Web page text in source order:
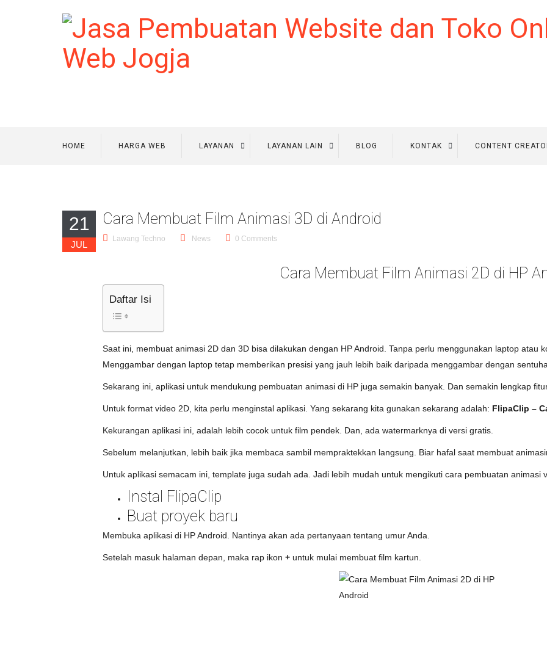
HOME HARGA WEB LAYANAN LAYANAN LAIN BLOG KONTAK CONTENT
21
JUL
Cara Membuat Film Animasi 3D di Android
Lawang Techno News 0 Comments
Cara Membuat Film Animasi 2D di HP
Daftar Isi
Saat ini, membuat animasi 2D dan 3D bisa dilakukan dengan HP Android. Tanpa perlu menggunakan laptop atau
Menggambar dengan laptop tetap memberikan presisi yang jauh lebih baik daripada menggambar dengan
Sekarang ini, aplikasi untuk mendukung pembuatan animasi di HP juga semakin banyak. Dan semakin lengkap
Untuk format video 2D, kita perlu menginstal aplikasi. Yang sekarang kita gunakan sekarang adalah: FlipaClip –
Kekurangan aplikasi ini, adalah lebih cocok untuk film pendek. Dan, ada watermarknya di versi gratis.
Sebelum melanjutkan, lebih baik jika membaca sambil mempraktekkan langsung. Biar hafal saat membuat
Untuk aplikasi semacam ini, template juga sudah ada. Jadi lebih mudah untuk mengikuti cara pembuatan animasi
Instal FlipaClip
Buat proyek baru
Membuka aplikasi di HP Android. Nantinya akan ada pertanyaan tentang umur Anda.
Setelah masuk halaman depan, maka rap ikon + untuk mulai membuat film kartun.